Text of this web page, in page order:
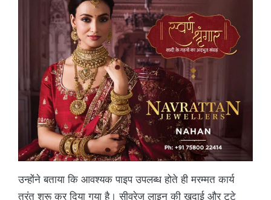
उन्होंने बताया कि आवश्यक पाइप उपलब्ध होते ही मरम्मत कार्य
तुरंत शुरू कर दिया गया है। सीवरेज लाइन की खुदाई और टूटे